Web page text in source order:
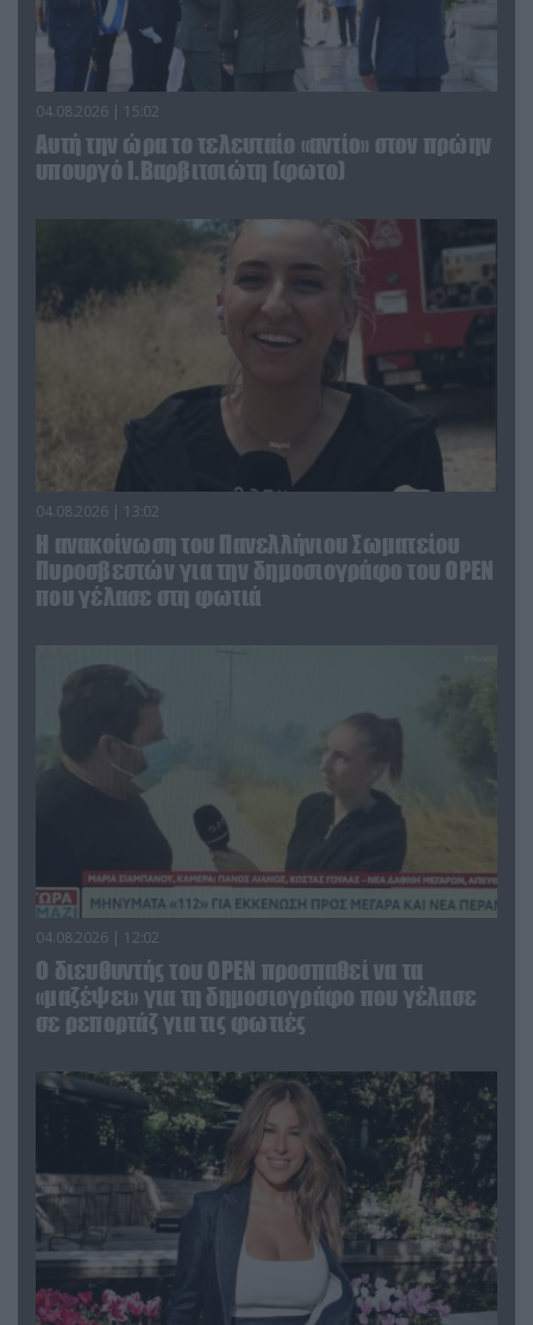
04.08.2026 | 15:02
Αυτή την ώρα το τελευταίο «αντίο» στον πρώην
υπουργό Ι.Βαρβιτσιώτη (φωτο)
04.08.2026 | 13:02
Η ανακοίνωση του Πανελλήνιου Σωματείου
Πυροσβεστών για την δημοσιογράφο του OPEN
που γέλασε στη φωτιά
04.08.2026 | 12:02
O διευθυντής του OPEN προσπαθεί να τα
«μαζέψει» για τη δημοσιογράφο που γέλασε
σε ρεπορτάζ για τις φωτιές